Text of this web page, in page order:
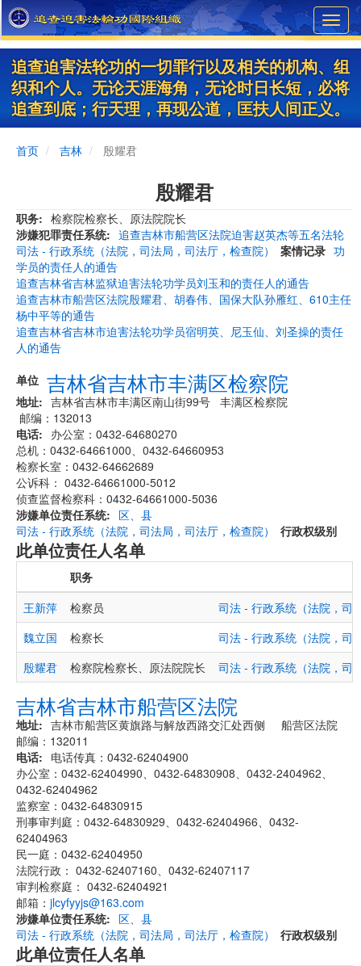
Skip
to
main
content
追查迫害法轮功的一切罪行以及相关的机构、组
织和个人。无论天涯海角，无论时日长短，必将
追查到底；行天理，再现公道，匡扶人间正义。
首页 吉林 殷耀君
殷耀君
职务
检察院检察长、原法院院长
涉嫌犯罪责任系统
司法 - 行政系统（法院，司法局，司法厅，检查院）
案情记录
追查吉林市船营区法院迫害赵英杰等五名法轮
功
学员的责任人的通告
追查吉林省吉林监狱迫害法轮功学员刘玉和的责任人的通告
追查吉林市船营区法院殷耀君、胡春伟、国保大队孙雁红、610主任
杨中平等的通告
追查吉林省吉林市迫害法轮功学员宿明英、尼玉仙、刘圣操的责任
人的通告
单位 吉林省吉林市丰满区检察院
地址
吉林省吉林市丰满区南山街99号 丰满区检察院
邮编：132013
电话
办公室：0432-64680270
总机：0432-64661000、0432-64660953
检察长室：0432-64662689
公诉科： 0432-64661000-5012
侦查监督检察科：0432-64661000-5036
涉嫌单位责任系统
司法 - 行政系统（法院，司法局，司法厅，检查院）
行政权级别
区、县
此单位责任人名单
职务
王新萍
检察员
司法 - 行政系统（法院，司
魏立国
检察长
司法 - 行政系统（法院，司
殷耀君
检察院检察长、原法院院长 司法 - 行政系统（法院，司
吉林省吉林市船营区法院
地址
吉林市船营区黄旗路与解放西路交汇处西侧 船营区法院
邮编：132011
电话
电话传真：0432-62404900
办公室：0432-62404990、0432-64830908、0432-2404962、
0432-62404962
监察室：0432-64830915
刑事审判庭：0432-64830929、0432-62404966、0432-
62404963
民一庭：0432-62404950
法院行政： 0432-62407160、0432-62407117
审判检察庭： 0432-62404921
邮箱： jlcyfyyjs@163.com
涉嫌单位责任系统
司法 - 行政系统（法院，司法局，司法厅，检查院）
行政权级别
区、县
此单位责任人名单